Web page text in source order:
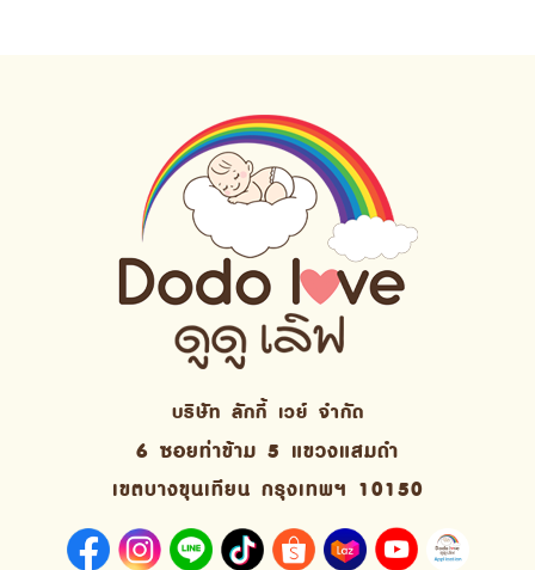
บริษัท ลักกี้ เวย์ จํากัด
6 ซอยท่าข้าม 5 แขวงแสมดำ
เขตบางขุนเทียน กรุงเทพฯ 10150